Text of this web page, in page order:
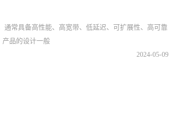
常具备高性能、高宽带、低延迟、可扩展性、高可靠
产品的设计一般
2024-05-09